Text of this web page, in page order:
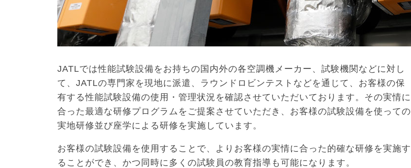
JATLでは性能試験設備をお持ちの国内外の各空調機メーカー、試験機関などに対し
て、JATLの専門家を現地に派遣、ラウンドロビンテストなどを通じて、お客様の保
有する性能試験設備の使用・管理状況を確認させていただいております。その実情に
合った最適な研修プログラムをご提案させていただき、お客様の試験設備を使っての
実地研修並び座学による研修を実施しています。
お客様の試験設備を使用することで、よりお客様の実情に合った的確な研修を実施す
ることができ、かつ同時に多くの試験員の教育指導も可能になります。